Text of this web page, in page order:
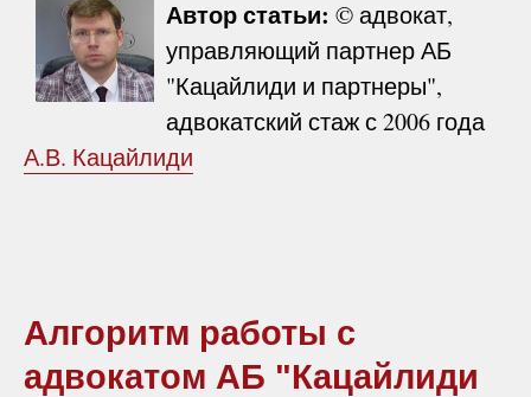
Автор статьи: © адвокат,
управляющий партнер АБ
"Кацайлиди и партнеры",
адвокатский стаж с 2006 года
А.В. Кацайлиди
Алгоритм работы с
адвокатом АБ "Кацайлиди